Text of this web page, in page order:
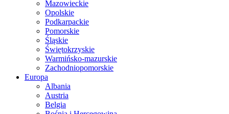
Mazowieckie
Opolskie
Podkarpackie
Pomorskie
Śląskie
Świętokrzyskie
Warmińsko-mazurskie
Zachodniopomorskie
Europa
Albania
Austria
Belgia